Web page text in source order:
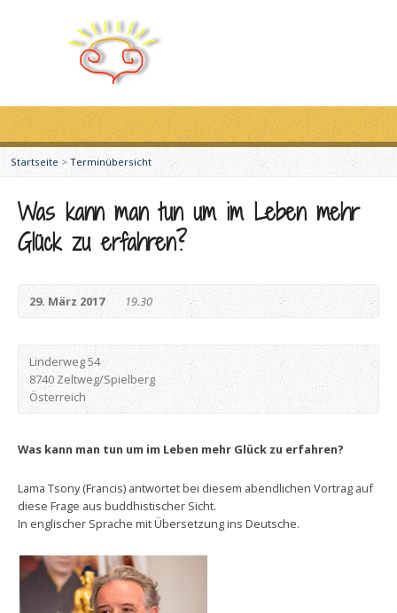
Startseite>Terminübersicht
Was kann man tun um im Leben mehr
Glück zu erfahren?
29. März 2017 19.30
Linderweg 54
8740 Zeltweg/Spielberg
Österreich
Was kann man tun um im Leben mehr Glück zu erfahren?
Lama Tsony (Francis) antwortet bei diesem abendlichen Vortrag auf
diese Frage aus buddhistischer Sicht.
In englischer Sprache mit Übersetzung ins Deutsche.